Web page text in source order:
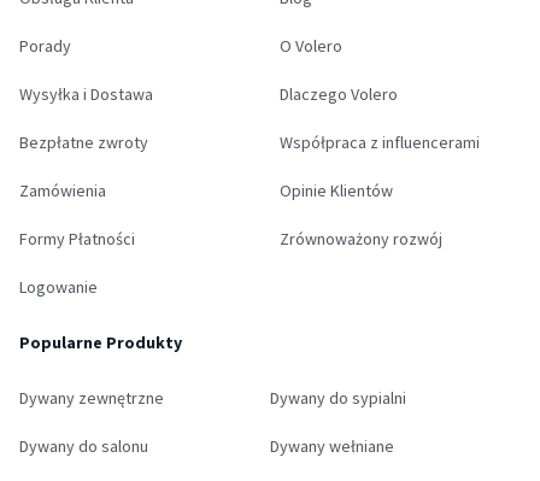
Porady
Wysyłka i Dostawa
Bezpłatne zwroty
Zamówienia
Formy Płatności
Logowanie
O Volero
Dlaczego Volero
Współpraca z influencerami
Opinie Klientów
Zrównoważony rozwój
Popularne Produkty
Dywany zewnętrzne Dywany do sypialni
Dywany do salonu Dywany wełniane